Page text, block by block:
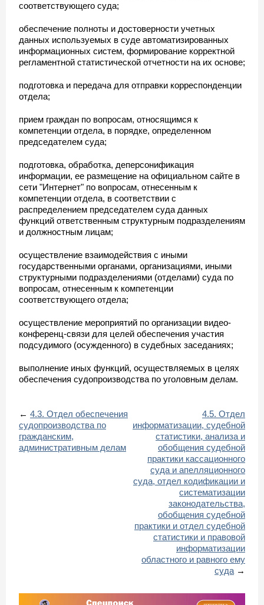
соответствующего суда;
обеспечение полноты и достоверности учетных
данных используемых в суде автоматизированных
информационных систем, формирование корректной
регламентной статистической отчетности на их основе;
подготовка и передача для отправки корреспонденции
отдела;
прием граждан по вопросам, относящимся к
компетенции отдела, в порядке, определенном
председателем суда;
подготовка, обработка, деперсонификация
информации, ее размещение на официальном сайте в
сети "Интернет" по вопросам, отнесенным к
компетенции отдела, в соответствии с
распределением председателем суда данных
функций ответственным структурным подразделениям
и должностным лицам;
осуществление взаимодействия с иными
государственными органами, организациями, иными
структурными подразделениями (отделами) суда по
вопросам, отнесенным к компетенции
соответствующего отдела;
осуществление мероприятий по организации видео-
конференц-связи для целей обеспечения участия
подсудимого (осужденного) в судебных заседаниях;
выполнение иных функций, осуществляемых в целях
обеспечения судопроизводства по уголовным делам.
← 4.3. Отдел обеспечения
судопроизводства по
гражданским,
административным делам
4.5. Отдел
информатизации, судебной
статистики, анализа и
обобщения судебной
практики кассационного
суда и апелляционного
суда, отдел кодификации и
систематизации
законодательства,
обобщения судебной
практики и отдел судебной
статистики и правовой
информатизации
областного и равного ему
суда →